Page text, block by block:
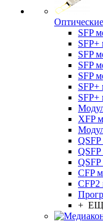
SFP
SFP+
SFP
SFP
SFP
SFP+
XFP
CFP
CFP2
+